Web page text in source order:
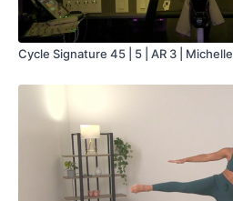
Cycle Signature 45 | 5 | AR 3 | Michelle